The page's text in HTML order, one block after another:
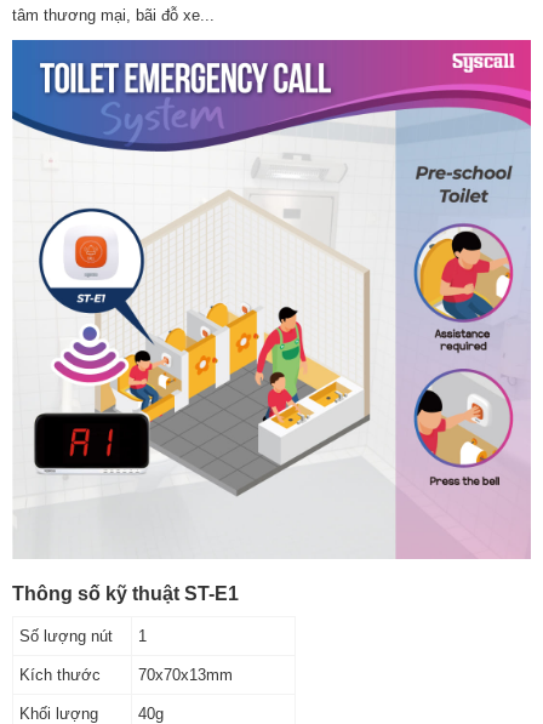
tâm thương mại, bãi đỗ xe...
Thông số kỹ thuật ST-E1
Số lượng nút 1
Kích thước 70x70x13mm
Khối lượng 40g